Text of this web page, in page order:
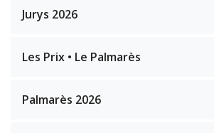
Jurys 2026
Les Prix • Le Palmarès
Palmarès 2026